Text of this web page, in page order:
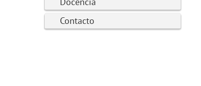
Contacto